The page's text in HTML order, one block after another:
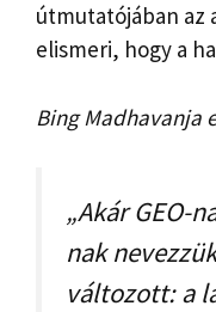
útmutatójában az
elismeri, hogy a
Bing Madhavanja
„Akár GEO-
nak
változott: a